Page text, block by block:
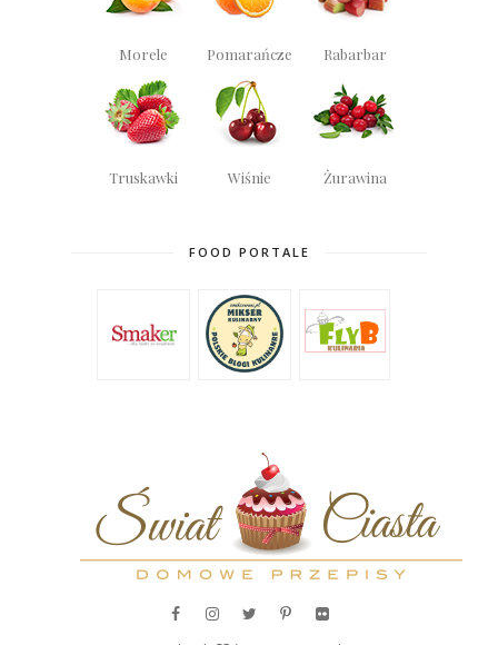
Morele Pomarańcze Rabarbar
Truskawki Wiśnie Żurawina
FOOD PORTALE